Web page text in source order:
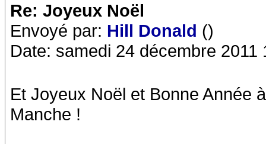
Re: Joyeux Noël
Envoyé par: Hill Donald ()
Date: samedi 24 décembre 2011
Et Joyeux Noël et Bonne Année
Manche !